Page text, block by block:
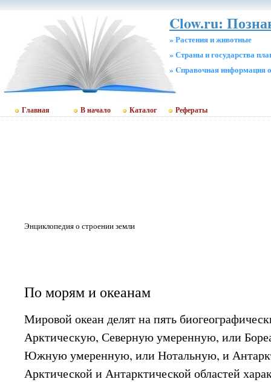
Clow.ru:
» Растения и животные
» Страны и государства
» Cправочная информация
Главная В начало Каталог Рефераты
Энциклопедия о строении земли
По морям и океанам
Мировой океан делят на пять
Арктическую, Северную умеренную, или
Южную умеренную, или Нотальную, и
Арктической и Антарктической областей